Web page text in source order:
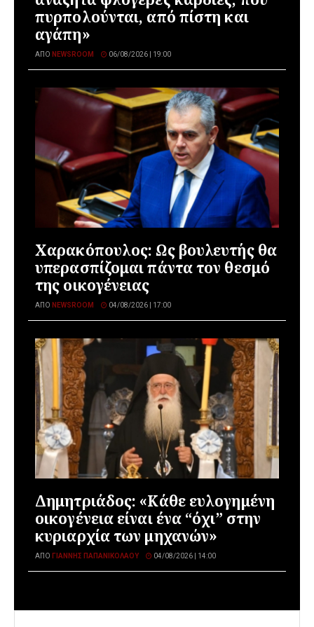
πυρπολούνται, από πίστη και
αγάπη»
ΑΠΌ NEWSROOM 06/08/2026 | 19:00
Χαρακόπουλος: Ως βουλευτής θα
υπερασπίζομαι πάντα τον θεσμό
της οικογένειας
ΑΠΌ NEWSROOM 04/08/2026 | 17:00
Δημητριάδος: «Κάθε ευλογημένη
οικογένεια είναι ένα “όχι” στην
κυριαρχία των μηχανών»
ΑΠΌ ΓΙΆΝΝΗΣ ΠΑΠΑΝΙΚΟΛΆΟΥ 04/08/2026 | 14:00